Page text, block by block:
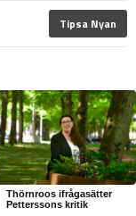
Tipsa Nyan
Thörnroos ifrågasätter
Petterssons kritik